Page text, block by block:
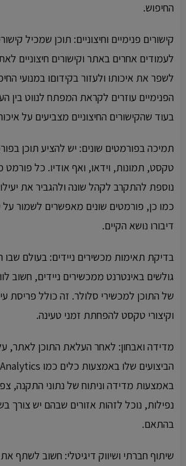
החיפוש.
קישורים פנימיים וחיצוניים: תוכן שמכיל
לעמודים אחרים באתר וקישורים חיצוניים
לשפר את איכותו ולעזור בקידוםו במנועי
הפנימיים עוזרים לקראת המפתח לנווט בין
בעוד שהקישורים החיצוניים מצביעים על
תמיכה בפורמטים שונים: יש להציע תוכן
טקסט, תמונות, וידאו, ואף אודיו. כל פורמט
נוספת להתקרב לקהל שונה ולהגביר את
כמו כן, פורמטים שונים מאפשרים לשמור על
דיבורו נושא הקיים.
בדיקת תאימות מכשירים ניידים: בעולם
גולשים באינטרנט ממכשירים ניידים, חשוב
של התוכן למכשירי סלולר. זה כולל פריסת
וקיצורי טקסט להפחתת זמני טעינה.
מדידה ואבחון: לאחר העלאת התוכן לאתר,
באמצעות מדידה וניתוח של נתוני התקנה,
נפילות, נוכל לזהות אזורים שבהם יש צורך
בהתאם.
שיתוף חברתי ושיווק דיגיטלי: חשוב לשתף